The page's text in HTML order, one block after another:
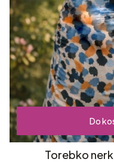
Do
Torebko